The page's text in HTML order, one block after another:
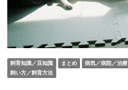
飼育知識／豆知識 まとめ 病気／病院／治療
飼い方／飼育方法